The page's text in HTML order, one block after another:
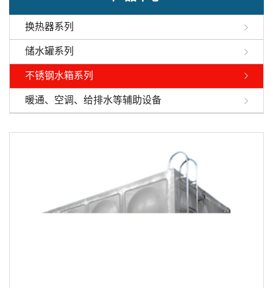
换热器系列
储水罐系列
不锈钢水箱系列
暖通、空调、给排水等辅助设备